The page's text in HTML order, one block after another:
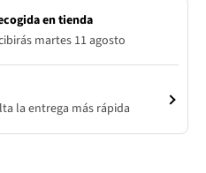
en tienda
martes 11 agosto
la entrega más rápida